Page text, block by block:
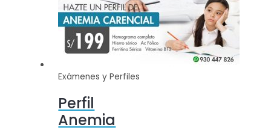
Exámenes y Perfiles
Perfil
Anemia